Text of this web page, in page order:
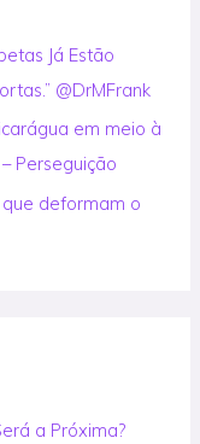
Já Estão
@DrMFrank
em meio à
Perseguição
deformam o
a Próxima?